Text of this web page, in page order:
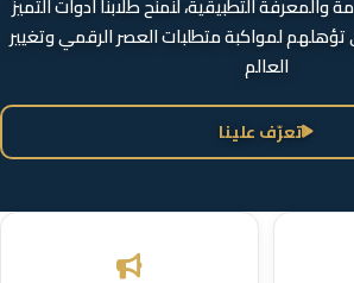
والتطبيق الميداني الحديث، لنمنحك منصة
طموحاتك المهنية وسط بيئة جامعية حيوية
تدعم الابتكار
تعرّف علينا